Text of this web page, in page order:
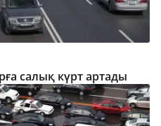
салық күрт артады